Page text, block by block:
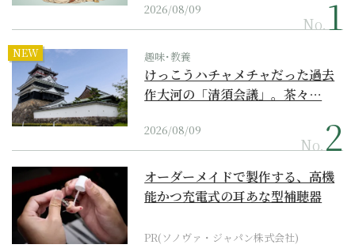
2026/08/09
No.
NEW 趣味･教養
けっこうハチャメチャだった過去
作大河の「清須会議」。茶々…
2026/08/09
No.
オーダーメイドで製作する、高機
能かつ充電式の耳あな型補聴器
PR(ソノヴァ・ジャパン株式会社)